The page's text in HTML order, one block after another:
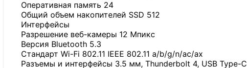
Оперативная память 24
Общий объем накопителей SSD 512
Интерфейсы
Разрешение веб-камеры 12 Мпикс
Версия Bluetooth 5.3
Стандарт Wi-Fi 802.11 IEEE 802.11 a/b/g/n/ac/ax
Разъемы и интерфейсы 3.5 мм, Thunderbolt 4, USB Type-C